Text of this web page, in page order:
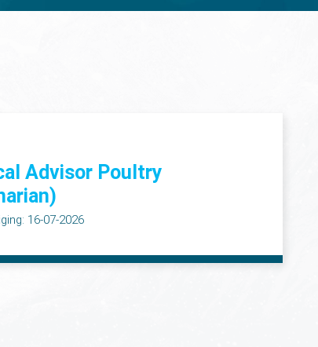
Advisor Poultry
16-07-2026